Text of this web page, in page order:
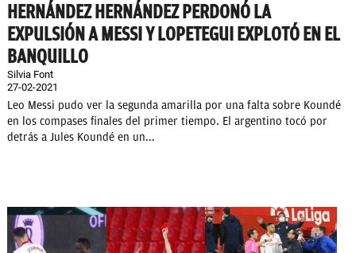
HERNÁNDEZ HERNÁNDEZ PERDONÓ LA
EXPULSIÓN A MESSI Y LOPETEGUI EXPLOTÓ EN EL
BANQUILLO
Silvia Font
27-02-2021
Leo Messi pudo ver la segunda amarilla por una falta sobre Koundé
en los compases finales del primer tiempo. El argentino tocó por
detrás a Jules Koundé en un...